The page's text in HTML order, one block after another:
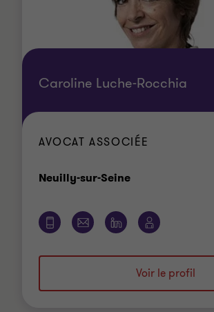
Caroline Luche-Rocchia
AVOCAT ASSOCIÉE
Neuilly-sur-SeineBureau
Voir le profil